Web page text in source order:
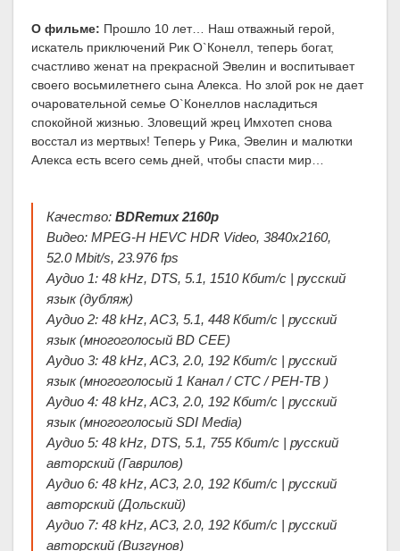
О фильме: Прошло 10 лет… Наш отважный герой,
искатель приключений Рик О`Конелл, теперь богат,
счастливо женат на прекрасной Эвелин и воспитывает
своего восьмилетнего сына Алекса. Но злой рок не дает
очаровательной семье О`Конеллов насладиться
спокойной жизнью. Зловещий жрец Имхотеп снова
восстал из мертвых! Теперь у Рика, Эвелин и малютки
Алекса есть всего семь дней, чтобы спасти мир…
Качество:BDRemux 2160p
Видео: MPEG-H HEVC HDR Video, 3840x2160,
52.0 Mbit/s, 23.976 fps
Аудио 1: 48 kHz, DTS, 5.1, 1510 Кбит/с | русский
язык (дубляж)
Аудио 2: 48 kHz, AC3, 5.1, 448 Кбит/с | русский
язык (многоголосый BD CEE)
Аудио 3: 48 kHz, AC3, 2.0, 192 Кбит/с | русский
язык (многоголосый 1 Канал / СТС / РЕН-ТВ )
Аудио 4: 48 kHz, AC3, 2.0, 192 Кбит/с | русский
язык (многоголосый SDI Media)
Аудио 5: 48 kHz, DTS, 5.1, 755 Кбит/с | русский
авторский (Гаврилов)
Аудио 6: 48 kHz, AC3, 2.0, 192 Кбит/с | русский
авторский (Дольский)
Аудио 7: 48 kHz, AC3, 2.0, 192 Кбит/с | русский
авторский (Визгунов)